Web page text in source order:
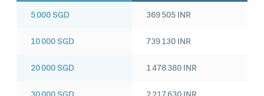
5 000SGD
10 000SGD
20 000SGD
369 505 INR
739 130 INR
1 478 380 INR